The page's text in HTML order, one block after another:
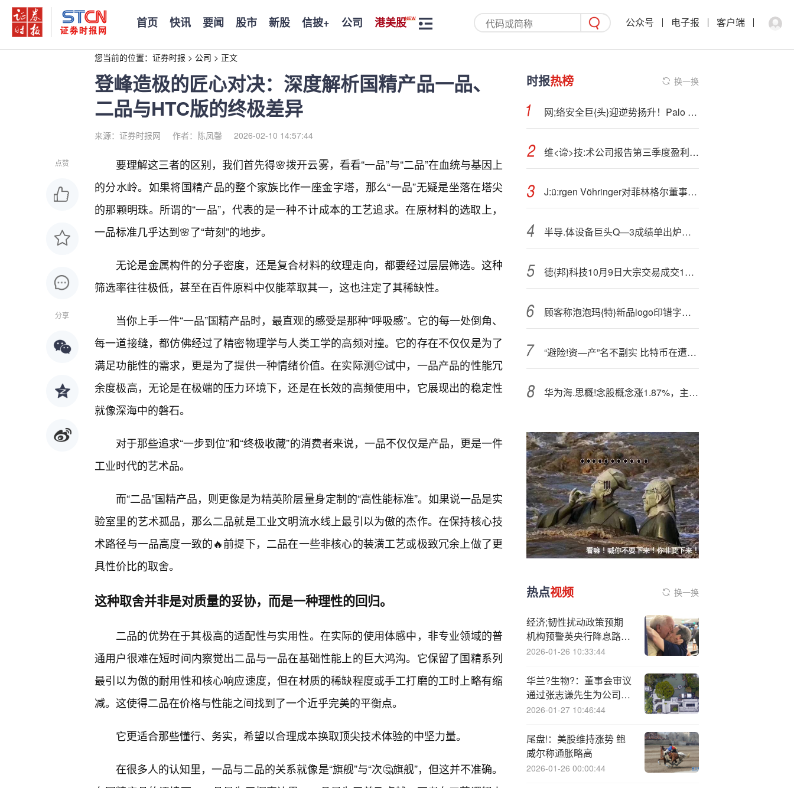
首页 快讯 要闻 股市 新股 信披+ 公司 港美股 公众号 电子报 客户端
您当前的位置： 证券时报 > 公司 > 正文
登峰造极的匠心对决：深度解析国精产品一品、
二品与HTC版的终极差异
来源：证券时报网 作者：陈凤馨 2026-02-10 14:57:44
点赞
分享
要理解这三者的区别，我们首先得🌸拨开云雾，看看“一品”与“二品”在血统与基因上
的分水岭。如果将国精产品的整个家族比作一座金字塔，那么“一品”无疑是坐落在塔尖
的那颗明珠。所谓的“一品”，代表的是一种不计成本的工艺追求。在原材料的选取上，
一品标准几乎达到🌸了“苛刻”的地步。
无论是金属构件的分子密度，还是复合材料的纹理走向，都要经过层层筛选。这种
筛选率往往极低，甚至在百件原料中仅能萃取其一，这也注定了其稀缺性。
当你上手一件“一品”国精产品时，最直观的感受是那种“呼吸感”。它的每一处倒角、
每一道接缝，都仿佛经过了精密物理学与人类工学的高频对撞。它的存在不仅仅是为了
满足功能性的需求，更是为了提供一种情绪价值。在实际测🙂试中，一品产品的性能冗
余度极高，无论是在极端的压力环境下，还是在长效的高频使用中，它展现出的稳定性
就像深海中的磐石。
对于那些追求“一步到位”和“终极收藏”的消费者来说，一品不仅仅是产品，更是一件
工业时代的艺术品。
而“二品”国精产品，则更像是为精英阶层量身定制的“高性能标准”。如果说一品是实
验室里的艺术孤品，那么二品就是工业文明流水线上最引以为傲的杰作。在保持核心技
术路径与一品高度一致的🔥前提下，二品在一些非核心的装潢工艺或极致冗余上做了更
具性价比的取舍。
这种取舍并非是对质量的妥协，而是一种理性的回归。
二品的优势在于其极高的适配性与实用性。在实际的使用体感中，非专业领域的普
通用户很难在短时间内察觉出二品与一品在基础性能上的巨大鸿沟。它保留了国精系列
最引以为傲的耐用性和核心响应速度，但在材质的稀缺程度或手工打磨的工时上略有缩
减。这使得二品在价格与性能之间找到了一个近乎完美的平衡点。
它更适合那些懂行、务实，希望以合理成本换取顶尖技术体验的中坚力量。
在很多人的认知里，一品与二品的关系就像是“旗舰”与“次🤔旗舰”，但这并不准确。
时报热榜 换一换
网;络安全巨{头}迎逆势扬升！Palo Alto绩后获得华尔街一致看好
维<谛>技:术公司报告第三季度盈利超预期并上调2025全年展望
J:ü:rgen Vöhringer对菲林格尔董事长选举等2项议案弃权
半导.体设备巨头Q—3成绩单出炉！阿斯麦预告明年业绩持续强劲
德{邦}科技10月9日大宗交易成交1772.77万元
顾客称泡泡玛{特}新品logo印错字母，客服：这款产品已经下架
“避险!资—产”名不副实 比特币在遭遇历史性平仓后难以重拾动力
华为海.思概!念股概念涨1.87%，主力资金净流入20股
热点视频 换一换
经济;韧性扰动政策预期
机构预警英央行降息路径
迷雾重重
2026-01-26 10:33:44
华兰?生物?：董事会审议
通过张志谦先生为公司第
九届董事会独立董事
2026-01-27 10:46:44
尾盘!：美股维持涨势 鲍
威尔称通胀略高
2026-01-26 00:00:44